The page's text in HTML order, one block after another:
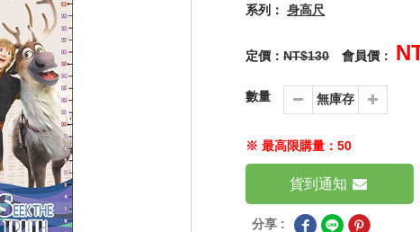
系列：身高尺
定價：NT$130 會員價：
數量
※ 最高限購量：50
貨到通知
分享 :